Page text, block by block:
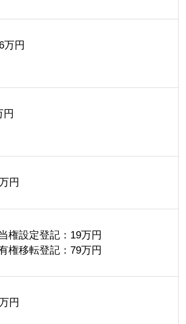
万円
円
円
権設定登記：19万円
権移転登記：79万円
円